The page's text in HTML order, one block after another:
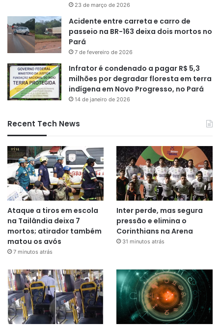
23 de março de 2026
Acidente entre carreta e carro de
passeio na BR-163 deixa dois mortos no
Pará
7 de fevereiro de 2026
Infrator é condenado a pagar R$ 5,3
milhões por degradar floresta em terra
indígena em Novo Progresso, no Pará
14 de janeiro de 2026
Recent Tech News
Ataque a tiros em escola
na Tailândia deixa 7
mortos; atirador também
matou os avós
7 minutos atrás
Inter perde, mas segura
pressão e elimina o
Corinthians na Arena
31 minutos atrás